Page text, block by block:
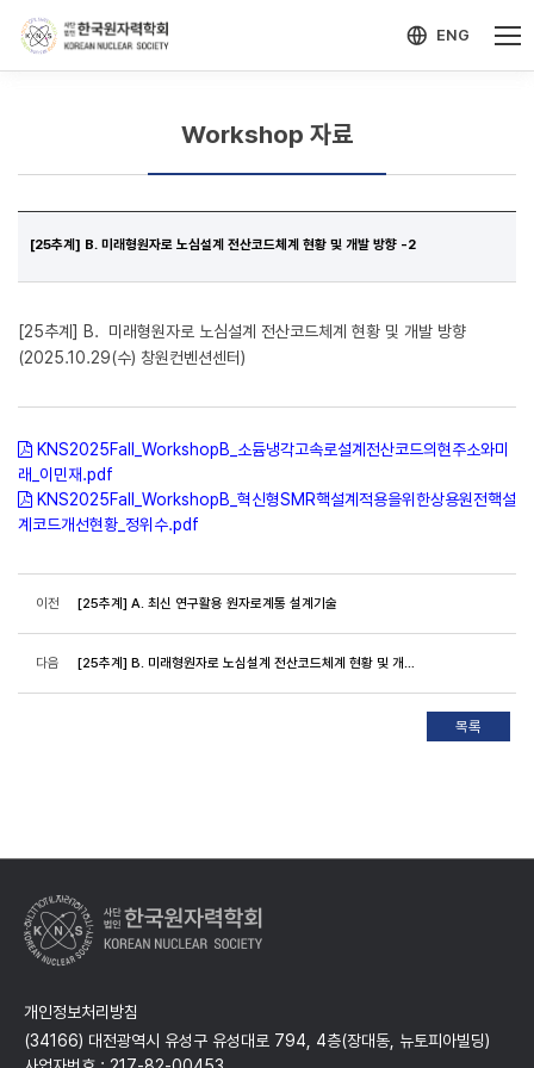
ENG
Workshop 자료
[25추계] B. 미래형원자로 노심설계 전산코드체계 현황 및 개발 방향 -2
[25추계] B. 미래형원자로 노심설계 전산코드체계 현황 및 개발 방향
(2025.10.29(수) 창원컨벤션센터)
KNS2025Fall_WorkshopB_소듐냉각고속로설계전산코드의현주소와미
래_이민재.pdf
KNS2025Fall_WorkshopB_혁신형SMR핵설계적용을위한상용원전핵설
계코드개선현황_정위수.pdf
이전 [25추계] A. 최신 연구활용 원자로계통 설계기술
다음 [25추계] B. 미래형원자로 노심설계 전산코드체계 현황 및 개발 방향 -1
개인정보처리방침
(34166) 대전광역시 유성구 유성대로 794, 4층(장대동, 뉴토피아빌딩)